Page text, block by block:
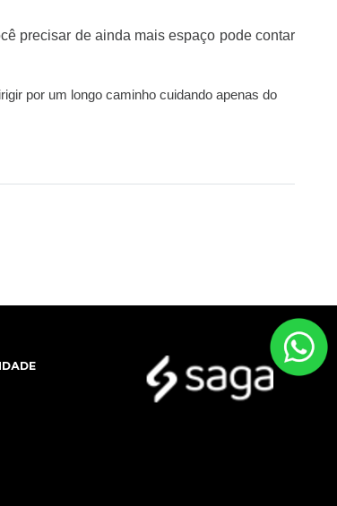
precisar de ainda mais espaço pode contar
por um longo caminho cuidando apenas do